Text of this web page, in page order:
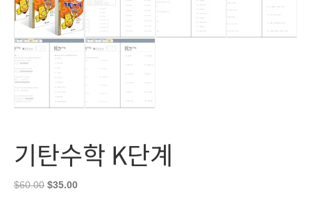
기탄수학 K단계
$60.00 Original
$35.00Current